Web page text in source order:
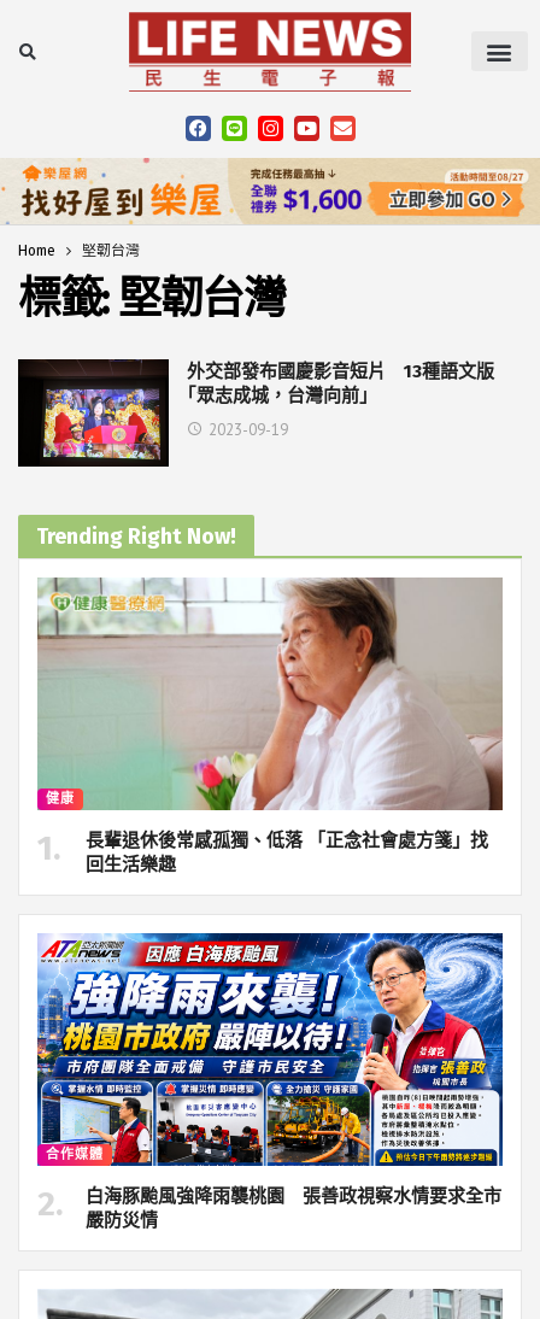
Home 堅韌台灣
標籤:堅韌台灣
外交部發布國慶影音短片 13種語文版
｢眾志成城，台灣向前｣
2023-09-19
Trending Right Now!
健康
長輩退休後常感孤獨、低落 「正念社會處方箋」找
回生活樂趣
合作媒體
白海豚颱風強降雨襲桃園 張善政視察水情要求全市
嚴防災情